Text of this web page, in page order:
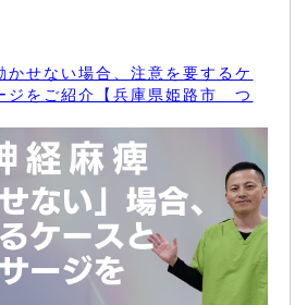
かせない場合、注意を要するケ
ジをご紹介【兵庫県姫路市 つ